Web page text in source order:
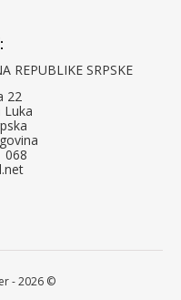
REPUBLIKE SRPSKE
22
Luka
068
- 2026 ©